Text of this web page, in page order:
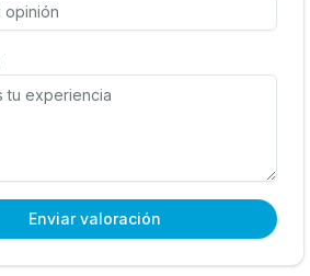
Enviar valoración